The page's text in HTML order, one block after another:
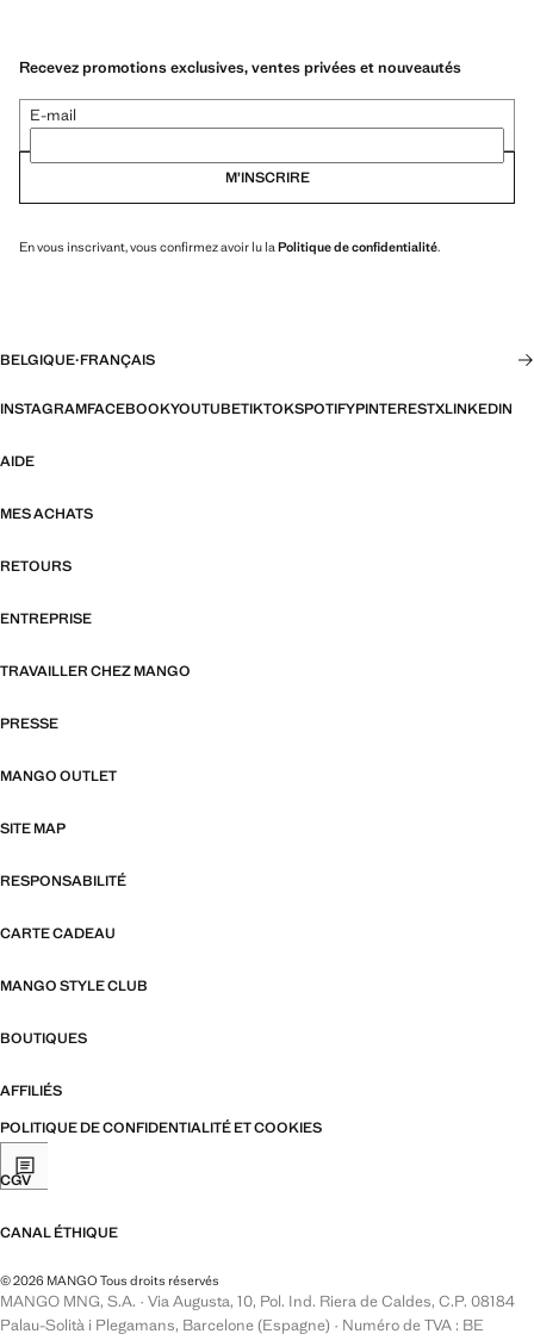
Recevez promotions exclusives, ventes privées et nouveautés
E-mail
M’INSCRIRE
En vous inscrivant, vous confirmez avoir lu la Politique de confidentialité.
BELGIQUE·FRANÇAIS
INSTAGRAMFACEBOOKYOUTUBETIKTOKSPOTIFYPINTERESTXLINKEDIN
AIDE
MES ACHATS
RETOURS
ENTREPRISE
TRAVAILLER CHEZ MANGO
PRESSE
MANGO OUTLET
SITE MAP
RESPONSABILITÉ
CARTE CADEAU
MANGO STYLE CLUB
BOUTIQUES
AFFILIÉS
POLITIQUE DE CONFIDENTIALITÉ ET COOKIES
CGV
CANAL ÉTHIQUE
© 2026 MANGO Tous droits réservés
MANGO MNG, S.A. · Via Augusta, 10, Pol. Ind. Riera de Caldes, C.P. 08184
Palau-Solità i Plegamans, Barcelone (Espagne) · Numéro de TVA : BE